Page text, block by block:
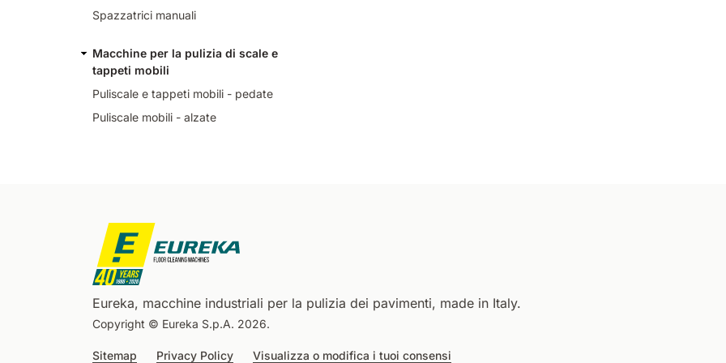
Spazzatrici manuali
Macchine per la pulizia di scale e
tappeti mobili
Puliscale e tappeti mobili - pedate
Puliscale mobili - alzate
Eureka, macchine industriali per la pulizia dei pavimenti, made in Italy.
Copyright © Eureka S.p.A. 2026.
Sitemap Privacy Policy Visualizza o modifica i tuoi consensi